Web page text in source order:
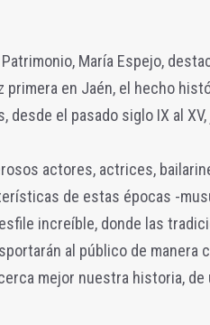
María Espejo,
primera en Jaén, el hecho
el pasado siglo IX al
actores, actrices,
de estas épocas -
increíble, donde las
al público de manera
mejor nuestra historia, de